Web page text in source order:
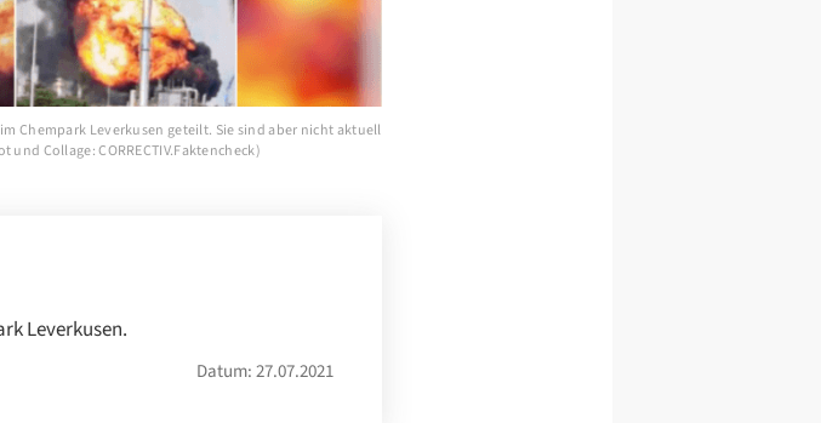
Chempark Leverkusen geteilt. Sie sind aber nicht aktuell
Collage: CORRECTIV.Faktencheck)
Leverkusen.
Datum: 27.07.2021